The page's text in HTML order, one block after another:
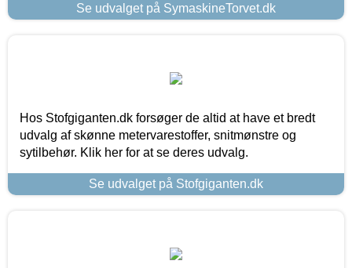
Se udvalget på SymaskineTorvet.dk
Hos Stofgiganten.dk forsøger de altid at have et bredt
udvalg af skønne metervarestoffer, snitmønstre og
sytilbehør. Klik her for at se deres udvalg.
Se udvalget på Stofgiganten.dk